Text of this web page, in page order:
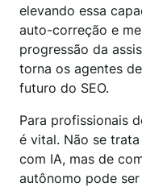
elevando essa
auto-correção e
progressão da
torna os agentes
futuro do SEO.
Para profissionais
é vital. Não se
com IA, mas de
autônomo pode